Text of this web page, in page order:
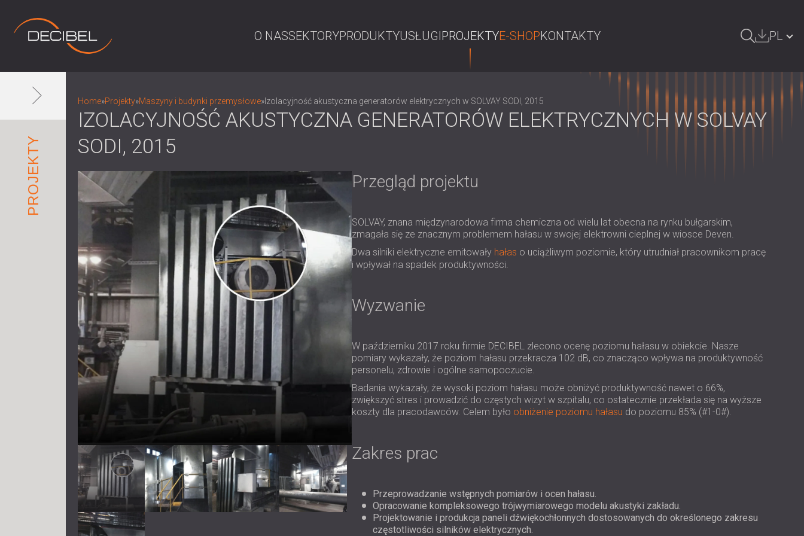
O NASSEKTORYPRODUKTYUSŁUGIPROJEKTYE-SHOPKONTAKTY PL
DEUTSCHLAND | DE
FINLAND | FI
РОССИЯ | RU
PROJEKTY
Home»Projekty»Maszyny i budynki przemysłowe» Izolacyjność akustyczna generatorów elektrycznych w SOLVAY SODI, 2015
IZOLACYJNOŚĆ AKUSTYCZNA GENERATORÓW ELEKTRYCZNYCH W SOLVAY
SODI, 2015
Przegląd projektu
SOLVAY, znana międzynarodowa firma chemiczna od wielu lat obecna na rynku bułgarskim,
zmagała się ze znacznym problemem hałasu w swojej elektrowni cieplnej w wiosce Deven.
Dwa silniki elektryczne emitowały hałas o uciążliwym poziomie, który utrudniał pracownikom pracę
i wpływał na spadek produktywności.
Wyzwanie
W październiku 2017 roku firmie DECIBEL zlecono ocenę poziomu hałasu w obiekcie. Nasze
pomiary wykazały, że poziom hałasu przekracza 102 dB, co znacząco wpływa na produktywność
personelu, zdrowie i ogólne samopoczucie.
Badania wykazały, że wysoki poziom hałasu może obniżyć produktywność nawet o 66%,
zwiększyć stres i prowadzić do częstych wizyt w szpitalu, co ostatecznie przekłada się na wyższe
koszty dla pracodawców. Celem było obniżenie poziomu hałasu do poziomu 85% (#1-0#).
Zakres prac
Przeprowadzanie wstępnych pomiarów i ocen hałasu.
Opracowanie kompleksowego trójwymiarowego modelu akustyki zakładu.
Projektowanie i produkcja paneli dźwiękochłonnych dostosowanych do określonego zakresu
częstotliwości silników elektrycznych.